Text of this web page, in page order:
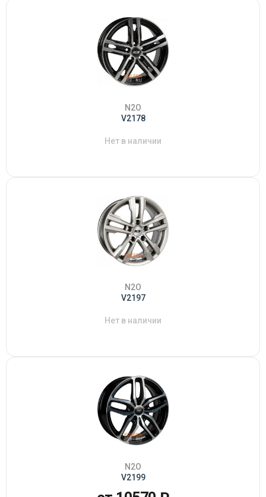
N2O
V2178
Нет в наличии
N2O
V2197
Нет в наличии
N2O
V2199